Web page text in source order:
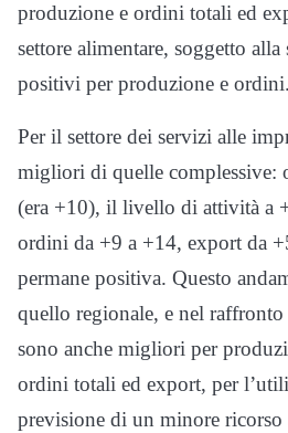
produzione e ordini totali ed
settore alimentare, soggetto
positivi per produzione e ordini.
Per il settore dei servizi alle
migliori di quelle complessive:
(era +10), il livello di attività a
ordini da +9 a +14, export da
permane positiva. Questo
quello regionale, e nel
sono anche migliori per
ordini totali ed export, per
previsione di un minore ricorso